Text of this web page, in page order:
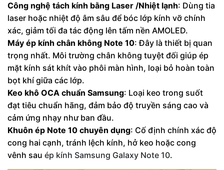
Công nghệ tách kính bằng Laser /Nhiệt lạnh: Dùng tia
laser hoặc nhiệt độ âm sâu để bóc lớp kính vỡ chính
xác, giảm tối đa tác động lên tấm nền AMOLED.
Máy ép kính chân không Note 10: Đây là thiết bị quan
trọng nhất. Môi trường chân không tuyệt đối giúp ép
mặt kính sát khít vào phôi màn hình, loại bỏ hoàn toàn
bọt khí giữa các lớp.
Keo khô OCA chuẩn Samsung: Loại keo trong suốt
đạt tiêu chuẩn hãng, đảm bảo độ truyền sáng cao và
cảm ứng nhạy như ban đầu.
Khuôn ép Note 10 chuyên dụng: Cố định chính xác độ
cong hai cạnh, tránh lệch kính, hở keo hoặc cong
vênh sau ép kính Samsung Galaxy Note 10.